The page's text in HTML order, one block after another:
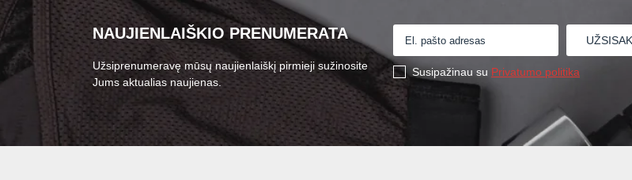
NAUJIENLAIŠKIO PRENUMERATA
Užsiprenumeravę mūsų naujienlaiškį pirmieji sužinosite
Jums aktualias naujienas.
Susipažinau su Privatumo politika